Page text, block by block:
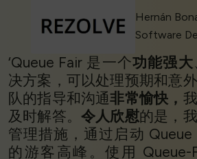
Hernán
Software
‘Queue Fair 是一个功能强大
决方案，可以处理预期和意
队的指导和沟通非常愉快，
及时解答。令人欣慰的是，
管理措施，通过启动 Queue
的游客高峰。使用 Queue-